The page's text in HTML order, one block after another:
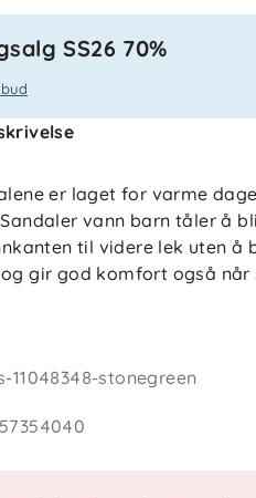
SS26 70%
er laget for varme
vann barn tåler å
til videre lek uten å
gir god komfort også når
fleksible passformen
valg til sommerens
11048348-stonegreen